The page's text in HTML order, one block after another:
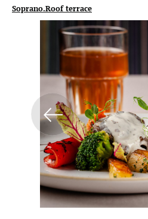
Soprano.Roof terrace